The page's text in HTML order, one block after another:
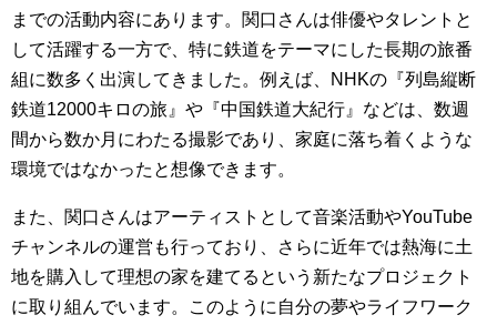
までの活動内容にあります。関口さんは俳優やタレントと
して活躍する一方で、特に鉄道をテーマにした長期の旅番
組に数多く出演してきました。例えば、NHKの『列島縦断
鉄道12000キロの旅』や『中国鉄道大紀行』などは、数週
間から数か月にわたる撮影であり、家庭に落ち着くような
環境ではなかったと想像できます。
また、関口さんはアーティストとして音楽活動やYouTube
チャンネルの運営も行っており、さらに近年では熱海に土
地を購入して理想の家を建てるという新たなプロジェクト
に取り組んでいます。このように自分の夢やライフワーク